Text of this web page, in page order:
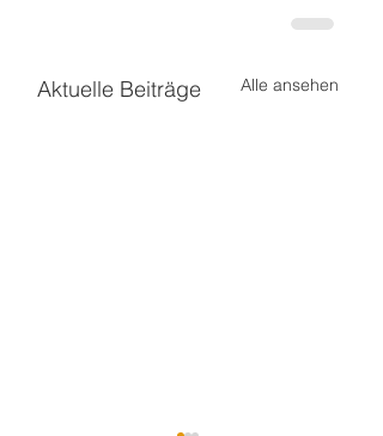
Aktuelle Beiträge Alle ansehen